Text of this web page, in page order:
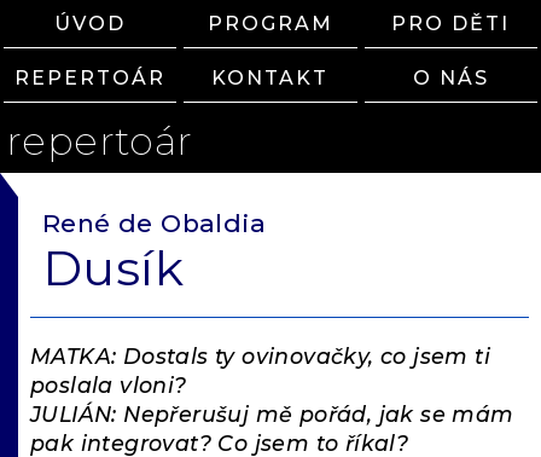
ÚVOD PROGRAM PRO DĚTI
REPERTOÁR KONTAKT O NÁS
repertoár
René de Obaldia
Dusík
MATKA: Dostals ty ovinovačky, co jsem ti
poslala vloni?
JULIÁN: Nepřerušuj mě pořád, jak se mám
pak integrovat? Co jsem to říkal?